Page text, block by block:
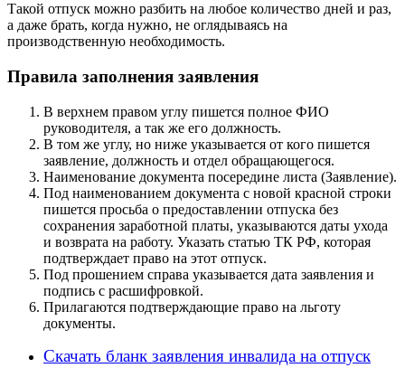
Такой отпуск можно разбить на любое количество дней и раз,
а даже брать, когда нужно, не оглядываясь на
производственную необходимость.
Правила заполнения заявления
В верхнем правом углу пишется полное ФИО
руководителя, а так же его должность.
В том же углу, но ниже указывается от кого пишется
заявление, должность и отдел обращающегося.
Наименование документа посередине листа (Заявление).
Под наименованием документа с новой красной строки
пишется просьба о предоставлении отпуска без
сохранения заработной платы, указываются даты ухода
и возврата на работу. Указать статью ТК РФ, которая
подтверждает право на этот отпуск.
Под прошением справа указывается дата заявления и
подпись с расшифровкой.
Прилагаются подтверждающие право на льготу
документы.
Скачать бланк заявления инвалида на отпуск